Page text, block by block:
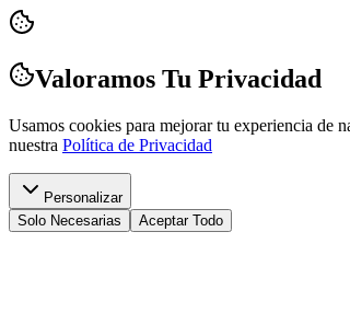
Valoramos Tu Privacidad
Usamos cookies para mejorar tu experiencia de
nuestra Política de Privacidad
Personalizar
Solo Necesarias
Aceptar Todo